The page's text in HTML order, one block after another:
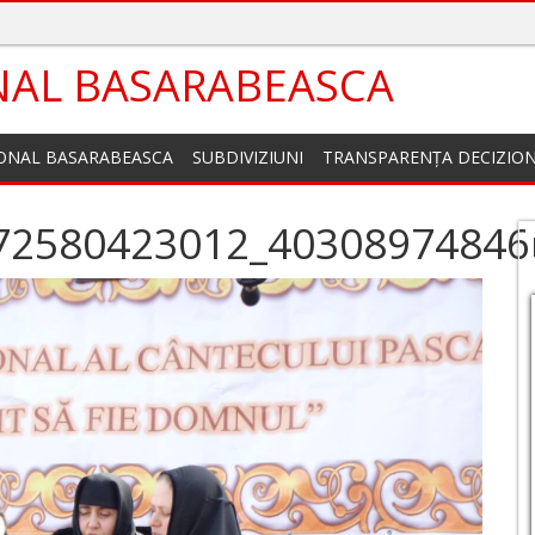
BASARABEASCA
BASARABEASCA SUBDIVIZIUNI TRANSPARENȚA